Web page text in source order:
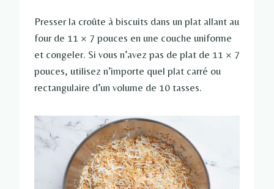
Presser la croûte à biscuits dans un plat allant au
four de 11 × 7 pouces en une couche uniforme
et congeler. Si vous n’avez pas de plat de 11 × 7
pouces, utilisez n’importe quel plat carré ou
rectangulaire d’un volume de 10 tasses.